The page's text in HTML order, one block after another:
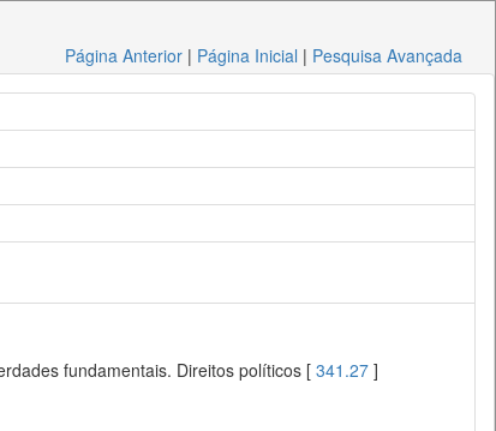
Página Anterior | Página Inicial | Pesquisa Avançada
fundamentais. Direitos políticos [ 341.27 ]